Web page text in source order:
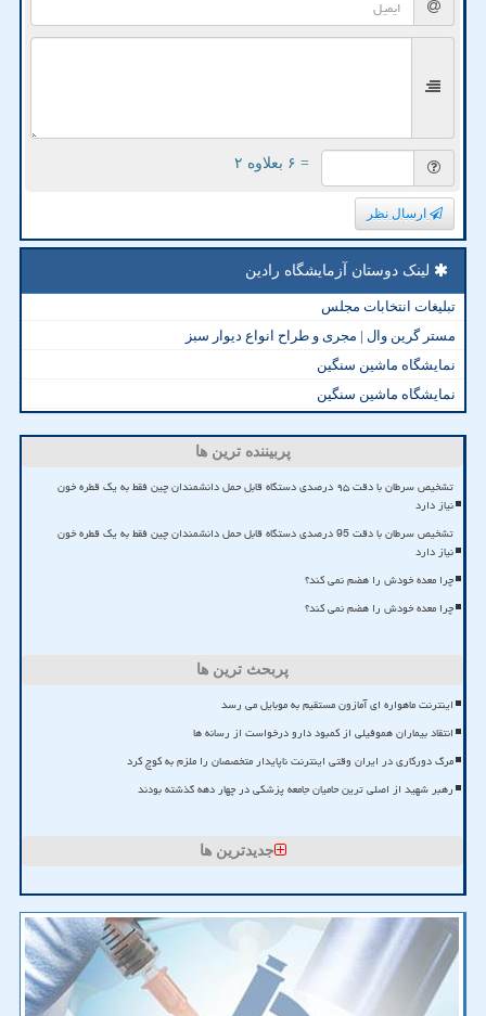
= ۶ بعلاوه ۲
ارسال نظر
لینک دوستان آزمایشگاه رادین
تبلیغات انتخابات مجلس
مستر گرین وال | مجری و طراح انواع دیوار سبز
نمایشگاه ماشین سنگین
نمایشگاه ماشین سنگین
پربیننده ترین ها
تشخیص سرطان با دقت ۹۵ درصدی دستگاه قابل حمل دانشمندان چین فقط به یک قطره خون
نیاز دارد
تشخیص سرطان با دقت 95 درصدی دستگاه قابل حمل دانشمندان چین فقط به یک قطره خون
نیاز دارد
چرا معده خودش را هضم نمی کند؟
چرا معده خودش را هضم نمی کند؟
پربحث ترین ها
اینترنت ماهواره ای آمازون مستقیم به موبایل می رسد
انتقاد بیماران هموفیلی از کمبود دارو درخواست از رسانه ها
مرگ دورکاری در ایران وقتی اینترنت ناپایدار متخصصان را ملزم به کوچ کرد
رهبر شهید از اصلی ترین حامیان جامعه پزشکی در چهار دهه گذشته بودند
جدیدترین ها